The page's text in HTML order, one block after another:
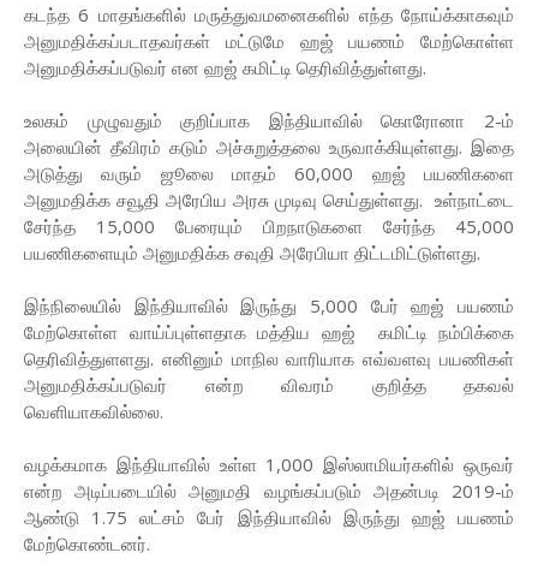
கடந்த 6 மாதங்களில் மருத்துவமனைகளில் எந்த நோய்க்காகவும்
அனுமதிக்கப்படாதவர்கள் மட்டுமே ஹஜ் பயணம் மேற்கொள்ள
அனுமதிக்கப்படுவர் என ஹஜ் கமிட்டி தெரிவித்துள்ளது.
உலகம் முழுவதும் குறிப்பாக இந்தியாவில் கொரோனா 2-ம்
அலையின் தீவிரம் கடும் அச்சுறுத்தலை உருவாக்கியுள்ளது. இதை
அடுத்து வரும் ஜூலை மாதம் 60,000 ஹஜ் பயணிகளை
அனுமதிக்க சவூதி அரேபிய அரசு முடிவு செய்துள்ளது. உள்நாட்டை
சேர்ந்த 15,000 பேரையும் பிறநாடுகளை சேர்ந்த 45,000
பயணிகளையும் அனுமதிக்க சவுதி அரேபியா திட்டமிட்டுள்ளது.
இந்நிலையில் இந்தியாவில் இருந்து 5,000 பேர் ஹஜ் பயணம்
மேற்கொள்ள வாய்ப்புள்ளதாக மத்திய ஹஜ் கமிட்டி நம்பிக்கை
தெரிவித்துளளது. எனினும் மாநில வாரியாக எவ்வளவு பயணிகள்
அனுமதிக்கப்படுவர் என்ற விவரம் குறித்த தகவல்
வெளியாகவில்லை.
வழக்கமாக இந்தியாவில் உள்ள 1,000 இஸ்லாமியர்களில் ஒருவர்
என்ற அடிப்படையில் அனுமதி வழங்கப்படும் அதன்படி 2019-ம்
ஆண்டு 1.75 லட்சம் பேர் இந்தியாவில் இருந்து ஹஜ் பயணம்
மேற்கொண்டனர்.